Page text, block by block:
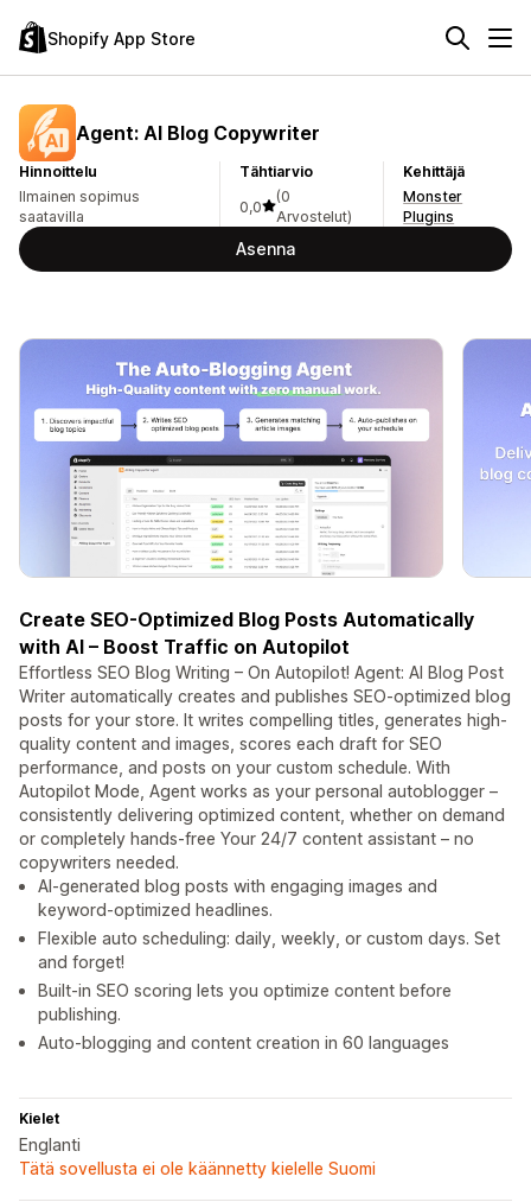
Shopify App Store
Agent: AI Blog Copywriter
Hinnoittelu
Ilmainen sopimus
saatavilla
Tähtiarvio
0,0
(0
Arvostelut)
Kehittäjä
Monster
Plugins
Asenna
Create SEO-Optimized Blog Posts Automatically
with AI – Boost Traffic on Autopilot
Effortless SEO Blog Writing – On Autopilot! Agent: AI Blog Post
Writer automatically creates and publishes SEO-optimized blog
posts for your store. It writes compelling titles, generates high-
quality content and images, scores each draft for SEO
performance, and posts on your custom schedule. With
Autopilot Mode, Agent works as your personal autoblogger –
consistently delivering optimized content, whether on demand
or completely hands-free Your 24/7 content assistant – no
copywriters needed.
AI-generated blog posts with engaging images and
keyword-optimized headlines.
Flexible auto scheduling: daily, weekly, or custom days. Set
and forget!
Built-in SEO scoring lets you optimize content before
publishing.
Auto-blogging and content creation in 60 languages
Kielet
Englanti
Tätä sovellusta ei ole käännetty kielelle Suomi